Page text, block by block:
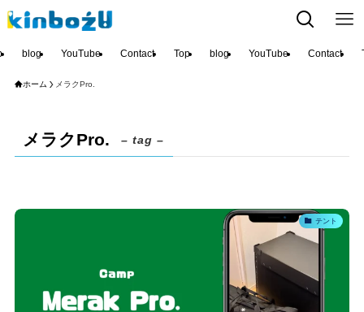
blog YouTube Contact Top blog YouTube Contact
ホーム メラクPro.
メラクPro. – tag –
テント